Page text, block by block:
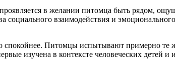
в желании питомца быть рядом,
социального взаимодействия и
спокойнее. Питомцы испытывают примерно
изучена в контексте человеческих детей